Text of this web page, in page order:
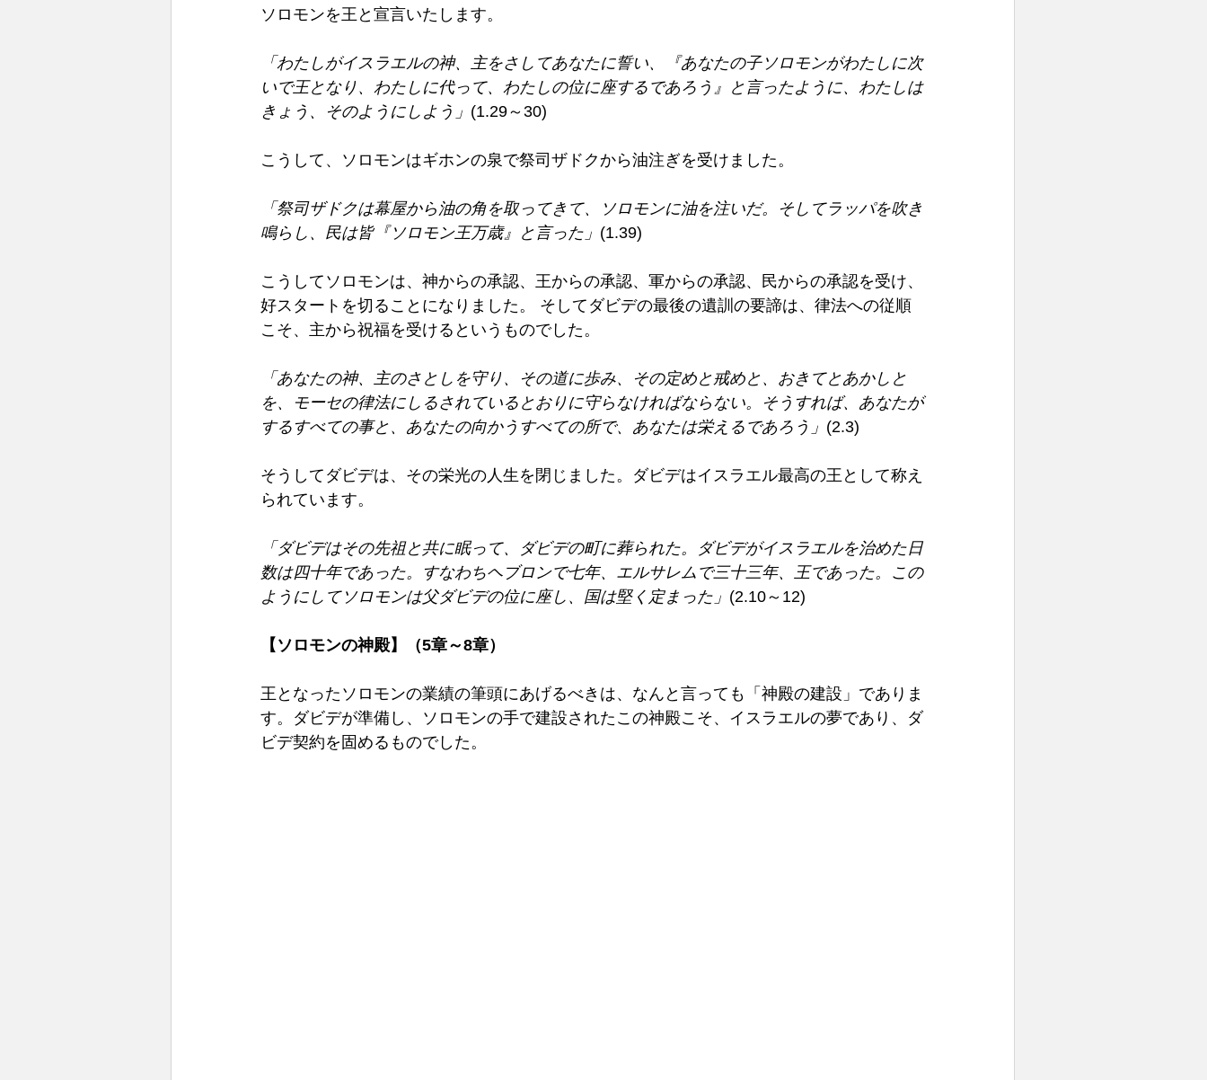
ソロモンを王と宣言いたします。
「わたしがイスラエルの神、主をさしてあなたに誓い、『あなたの子ソロモンがわたしに次
いで王となり、わたしに代って、わたしの位に座するであろう』と言ったように、わたしは
きょう、そのようにしよう」 (1.29～30)
こうして、ソロモンはギホンの泉で祭司ザドクから油注ぎを受けました。
「祭司ザドクは幕屋から油の角を取ってきて、ソロモンに油を注いだ。そしてラッパを吹き
鳴らし、民は皆『ソロモン王万歳』と言った」 (1.39)
こうしてソロモンは、神からの承認、王からの承認、軍からの承認、民からの承認を受け、
好スタートを切ることになりました。 そしてダビデの最後の遺訓の要諦は、律法への従順
こそ、主から祝福を受けるというものでした。
「あなたの神、主のさとしを守り、その道に歩み、その定めと戒めと、おきてとあかしと
を、モーセの律法にしるされているとおりに守らなければならない。そうすれば、あなたが
するすべての事と、あなたの向かうすべての所で、あなたは栄えるであろう」 (2.3)
そうしてダビデは、その栄光の人生を閉じました。ダビデはイスラエル最高の王として称え
られています。
「ダビデはその先祖と共に眠って、ダビデの町に葬られた。ダビデがイスラエルを治めた日
数は四十年であった。すなわちヘブロンで七年、エルサレムで三十三年、王であった。この
ようにしてソロモンは父ダビデの位に座し、国は堅く定まった」 (2.10～12)
【ソロモンの神殿】（5章～8章）
王となったソロモンの業績の筆頭にあげるべきは、なんと言っても「神殿の建設」でありま
す。ダビデが準備し、ソロモンの手で建設されたこの神殿こそ、イスラエルの夢であり、ダ
ビデ契約を固めるものでした。